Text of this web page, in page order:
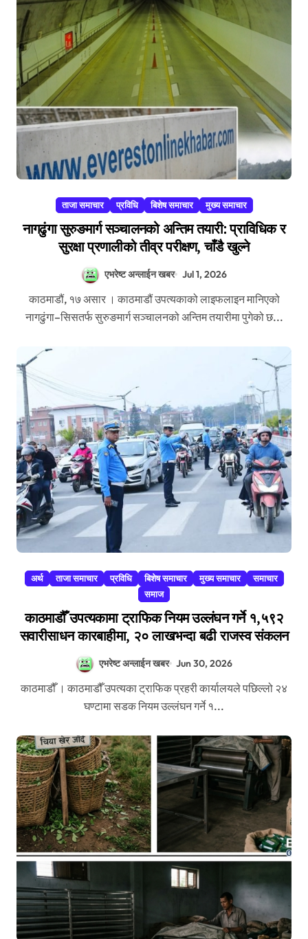
ताजा समाचार प्रविधि बिशेष समाचार मुख्य समाचार
नागढुंगा सुरुङमार्ग सञ्चालनको अन्तिम तयारी: प्राविधिक र
सुरक्षा प्रणालीको तीव्र परीक्षण, चाँडै खुल्ने
एभरेष्ट अन्लाईन खबर Jul 1, 2026
काठमाडौं, १७ असार । काठमाडौं उपत्यकाको लाइफलाइन मानिएको
नागढुंगा–सिसतर्फ सुरुङमार्ग सञ्चालनको अन्तिम तयारीमा पुगेको छ...
अर्थ ताजा समाचार प्रविधि बिशेष समाचार मुख्य समाचार
समाचार
समाज
काठमाडौँ उपत्यकामा ट्राफिक नियम उल्लंघन गर्ने १,५९२
सवारीसाधन कारबाहीमा, २० लाखभन्दा बढी राजस्व संकलन
एभरेष्ट अन्लाईन खबर Jun 30, 2026
काठमाडौँ । काठमाडौँ उपत्यका ट्राफिक प्रहरी कार्यालयले पछिल्लो २४
घण्टामा सडक नियम उल्लंघन गर्ने १...